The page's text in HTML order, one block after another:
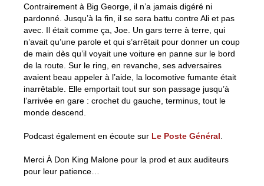
Contrairement à Big George, il n’a jamais digéré ni
pardonné. Jusqu’à la fin, il se sera battu contre Ali et pas
avec. Il était comme ça, Joe. Un gars terre à terre, qui
n’avait qu’une parole et qui s’arrêtait pour donner un coup
de main dès qu’il voyait une voiture en panne sur le bord
de la route. Sur le ring, en revanche, ses adversaires
avaient beau appeler à l’aide, la locomotive fumante était
inarrêtable. Elle emportait tout sur son passage jusqu’à
l’arrivée en gare : crochet du gauche, terminus, tout le
monde descend.
Podcast également en écoute sur Le Poste Général
Merci À Don King Malone pour la prod et aux auditeurs
pour leur patience…